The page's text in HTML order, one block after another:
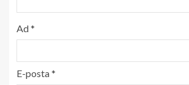
Ad*
E-posta*